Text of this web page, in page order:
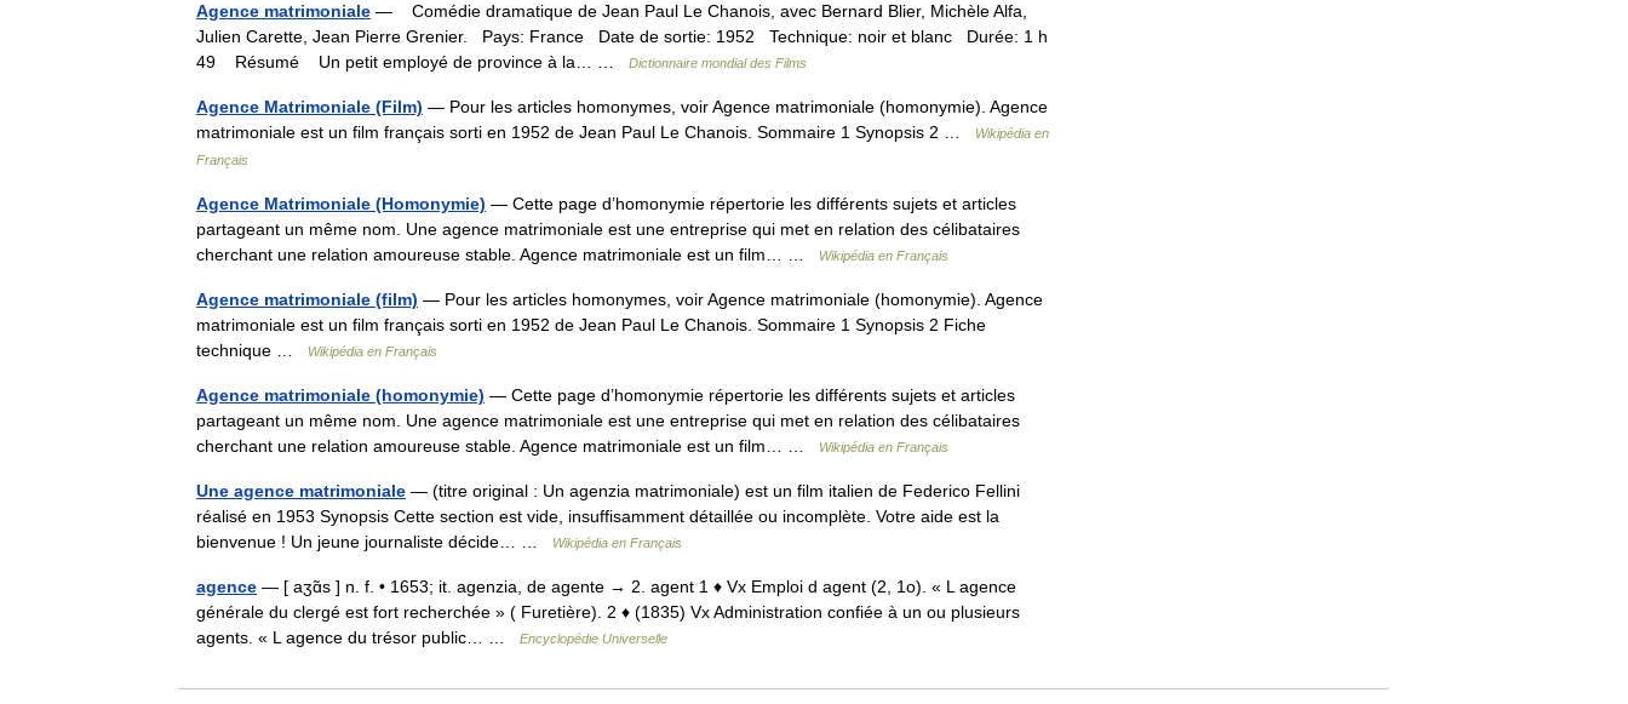
Agence matrimoniale — Comédie dramatique de Jean Paul Le Chanois, avec Bernard Blier, Michèle Alfa,
Julien Carette, Jean Pierre Grenier. Pays: France Date de sortie: 1952 Technique: noir et blanc Durée: 1 h
49 Résumé Un petit employé de province à la… …
Dictionnaire mondial des Films
Agence Matrimoniale (Film) — Pour les articles homonymes, voir Agence matrimoniale (homonymie). Agence
matrimoniale est un film français sorti en 1952 de Jean Paul Le Chanois. Sommaire 1 Synopsis 2 …
Wikipédia en
Français
Agence Matrimoniale (Homonymie) — Cette page d’homonymie répertorie les différents sujets et articles
partageant un même nom. Une agence matrimoniale est une entreprise qui met en relation des célibataires
cherchant une relation amoureuse stable. Agence matrimoniale est un film… …
Wikipédia en Français
Agence matrimoniale (film) — Pour les articles homonymes, voir Agence matrimoniale (homonymie). Agence
matrimoniale est un film français sorti en 1952 de Jean Paul Le Chanois. Sommaire 1 Synopsis 2 Fiche
technique …
Wikipédia en Français
Agence matrimoniale (homonymie) — Cette page d’homonymie répertorie les différents sujets et articles
partageant un même nom. Une agence matrimoniale est une entreprise qui met en relation des célibataires
cherchant une relation amoureuse stable. Agence matrimoniale est un film… …
Wikipédia en Français
Une agence matrimoniale — (titre original : Un agenzia matrimoniale) est un film italien de Federico Fellini
réalisé en 1953 Synopsis Cette section est vide, insuffisamment détaillée ou incomplète. Votre aide est la
bienvenue ! Un jeune journaliste décide… …
Wikipédia en Français
agence — [ aʒɑ̃s ] n. f. • 1653; it. agenzia, de agente → 2. agent 1 ♦ Vx Emploi d agent (2, 1o). « L agence
générale du clergé est fort recherchée » ( Furetière). 2 ♦ (1835) Vx Administration confiée à un ou plusieurs
agents. « L agence du trésor public… …
Encyclopédie Universelle